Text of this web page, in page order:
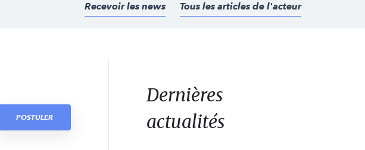
Recevoir les news Tous les articles de l'acteur
POSTULER
Dernières
actualités